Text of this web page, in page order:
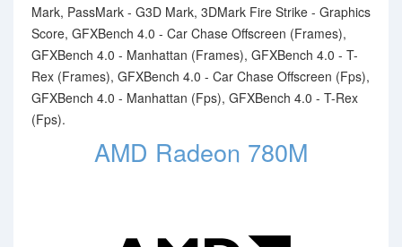
Mark, PassMark - G3D Mark, 3DMark Fire Strike - Graphics
Score, GFXBench 4.0 - Car Chase Offscreen (Frames),
GFXBench 4.0 - Manhattan (Frames), GFXBench 4.0 - T-
Rex (Frames), GFXBench 4.0 - Car Chase Offscreen (Fps),
GFXBench 4.0 - Manhattan (Fps), GFXBench 4.0 - T-Rex
(Fps).
AMD Radeon 780M